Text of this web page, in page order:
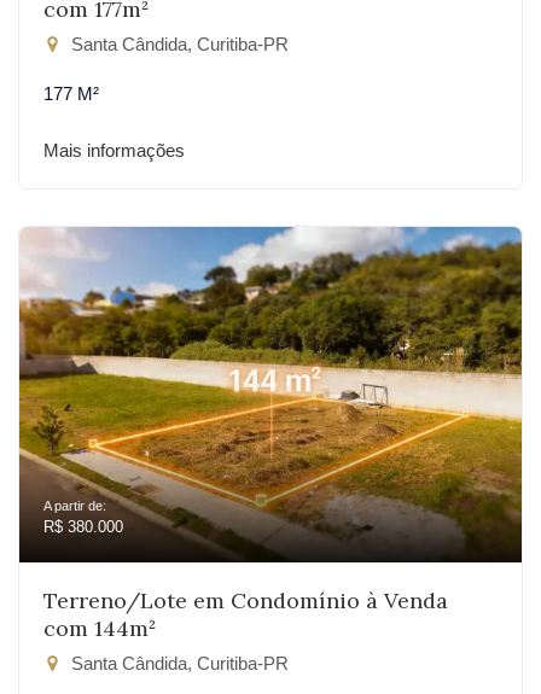
com 177m²
Santa Cândida, Curitiba-PR
177 M²
Mais informações
A partir de:
R$ 380.000
Terreno/Lote em Condomínio à Venda
com 144m²
Santa Cândida, Curitiba-PR